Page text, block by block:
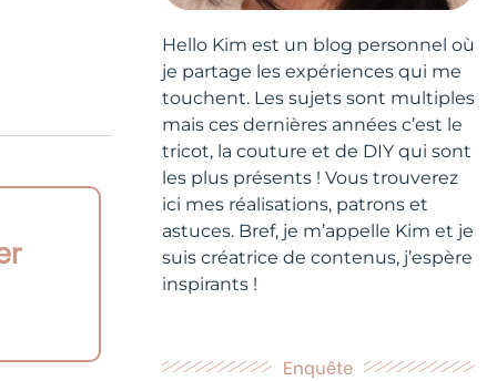
Hello Kim est un blog personnel où
je partage les expériences qui me
touchent. Les sujets sont multiples
mais ces dernières années c’est le
tricot, la couture et de DIY qui sont
les plus présents ! Vous trouverez
ici mes réalisations, patrons et
astuces. Bref, je m’appelle Kim et je
suis créatrice de contenus, j’espère
inspirants !
Enquête